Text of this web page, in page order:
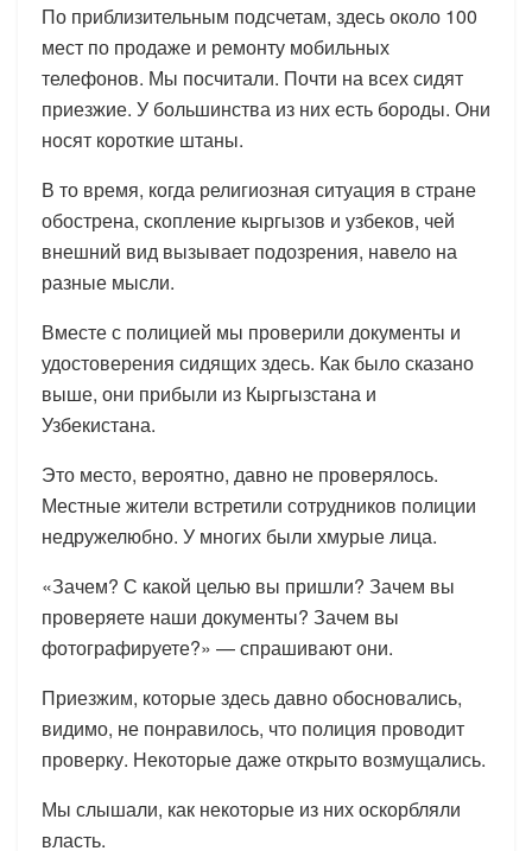
По приблизительным подсчетам, здесь около 100
мест по продаже и ремонту мобильных
телефонов. Мы посчитали. Почти на всех сидят
приезжие. У большинства из них есть бороды. Они
носят короткие штаны.
В то время, когда религиозная ситуация в стране
обострена, скопление кыргызов и узбеков, чей
внешний вид вызывает подозрения, навело на
разные мысли.
Вместе с полицией мы проверили документы и
удостоверения сидящих здесь. Как было сказано
выше, они прибыли из Кыргызстана и
Узбекистана.
Это место, вероятно, давно не проверялось.
Местные жители встретили сотрудников полиции
недружелюбно. У многих были хмурые лица.
«Зачем? С какой целью вы пришли? Зачем вы
проверяете наши документы? Зачем вы
фотографируете?» — спрашивают они.
Приезжим, которые здесь давно обосновались,
видимо, не понравилось, что полиция проводит
проверку. Некоторые даже открыто возмущались.
Мы слышали, как некоторые из них оскорбляли
власть.